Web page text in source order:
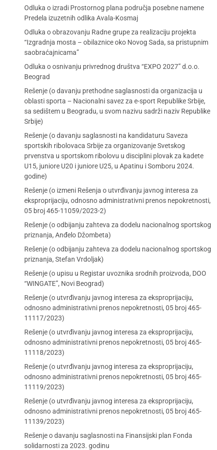
Odluka o izradi Prostornog plana područja posebne namene
Predela izuzetnih odlika Avala-Kosmaj
Odluka o obrazovanju Radne grupe za realizaciju projekta
“Izgradnja mosta – obilaznice oko Novog Sada, sa pristupnim
saobraćajnicama”
Odluka o osnivanju privrednog društva “EXPO 2027” d.o.o.
Beograd
Rešenje (o davanju prethodne saglasnosti da organizacija u
oblasti sporta – Nacionalni savez za e-sport Republike Srbije,
sa sedištem u Beogradu, u svom nazivu sadrži naziv Republike
Srbije)
Rešenje (o davanju saglasnosti na kandidaturu Saveza
sportskih ribolovaca Srbije za organizovanje Svetskog
prvenstva u sportskom ribolovu u disciplini plovak za kadete
U15, juniore U20 i juniore U25, u Apatinu i Somboru 2024.
godine)
Rešenje (o izmeni Rešenja o utvrđivanju javnog interesa za
eksproprijaciju, odnosno administrativni prenos nepokretnosti,
05 broj 465-11059/2023-2)
Rešenje (o odbijanju zahteva za dodelu nacionalnog sportskog
priznanja, Anđelo Džombeta)
Rešenje (o odbijanju zahteva za dodelu nacionalnog sportskog
priznanja, Stefan Vrdoljak)
Rešenje (o upisu u Registar uvoznika srodnih proizvoda, DOO
“WINGATE”, Novi Beograd)
Rešenje (o utvrđivanju javnog interesa za eksproprijaciju,
odnosno administrativni prenos nepokretnosti, 05 broj 465-
11117/2023)
Rešenje (o utvrđivanju javnog interesa za eksproprijaciju,
odnosno administrativni prenos nepokretnosti, 05 broj 465-
11118/2023)
Rešenje (o utvrđivanju javnog interesa za eksproprijaciju,
odnosno administrativni prenos nepokretnosti, 05 broj 465-
11119/2023)
Rešenje (o utvrđivanju javnog interesa za eksproprijaciju,
odnosno administrativni prenos nepokretnosti, 05 broj 465-
11139/2023)
Rešenje o davanju saglasnosti na Finansijski plan Fonda
solidarnosti za 2023. godinu